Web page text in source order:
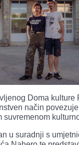
Doma kulture
način
suvremenom
u suradnji s